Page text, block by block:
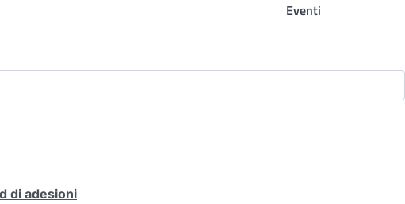
Eventi
di adesioni